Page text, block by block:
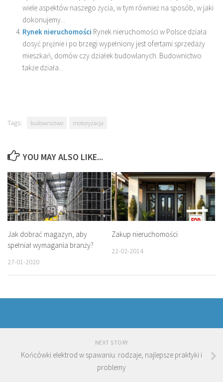
wiele aspektów naszego życia, w tym również na sposób, w jaki
dokonujemy...
Rynek nieruchomości Rynek nieruchomości w Polsce działa
dosyć prężnie i po brzegi wypełniony jest ofertami sprzedaży
mieszkań, domów czy działek budowlanych. Budownictwo
także działa...
Tags: budownictwo motoryzacja
YOU MAY ALSO LIKE...
Jak dobrać magazyn, aby
spełniał wymagania branży?
27-01-2020
Zakup nieruchomości
22-02-2014
NEXT STORY
Końcówki elektrod w spawaniu: rodzaje, najlepsze praktyki i
problemy